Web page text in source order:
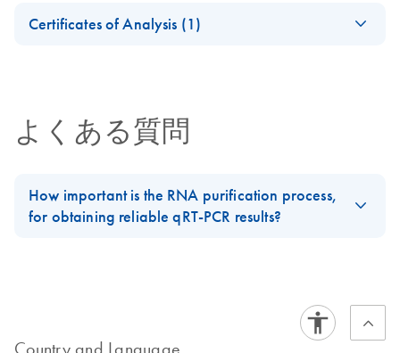
Certificates of Analysis (1)
よくある質問
How important is the RNA purification process,
for obtaining reliable qRT-PCR results?
protein, polysaccharide, or organic solvents can jeopardize the